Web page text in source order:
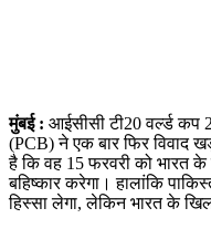
मुंबई : आईसीसी टी20 वर्ल्ड कप
(PCB) ने एक बार फिर विवाद
है कि वह 15 फरवरी को भारत
बहिष्कार करेगा। हालांकि
हिस्सा लेगा, लेकिन भारत के